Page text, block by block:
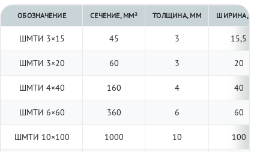
ОБОЗНАЧЕНИЕ СЕЧЕНИЕ, ММ² ТОЛЩИНА, ММ ШИРИНА, ММ
ШМТИ 3×15 45 3 15,5
ШМТИ 3×20 60 3 20
ШМТИ 4×40 160 4 40
ШМТИ 6×60 360 6 60
ШМТИ 10×100 1000 10 100